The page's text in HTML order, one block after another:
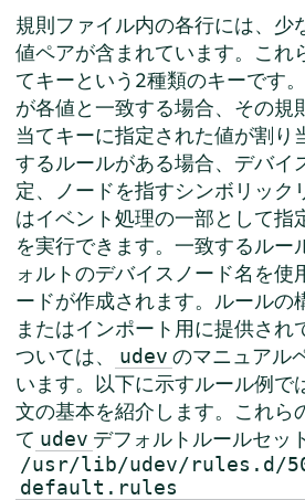
規則ファイル内の各行には、少
値ペアが含まれています。これ
てキーという2種類のキーです
が各値と一致する場合、その規
当てキーに指定された値が割り
するルールがある場合、デバイ
定、ノードを指すシンボリック
はイベント処理の一部として指
を実行できます。一致するルー
ォルトのデバイスノード名を使
ードが作成されます。ルールの
またはインポート用に提供され
ついては、
udev のマニュアル
います。以下に示すルール例で
文の基本を紹介します。これら
て udev デフォルトルールセッ
/usr/lib/udev/rules.d/
default.rules